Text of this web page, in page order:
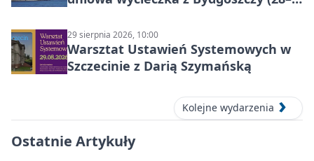
29 sierpnia 2026, 10:00
Warsztat Ustawień Systemowych w
Szczecinie z Darią Szymańską
Kolejne wydarzenia
Ostatnie Artykuły